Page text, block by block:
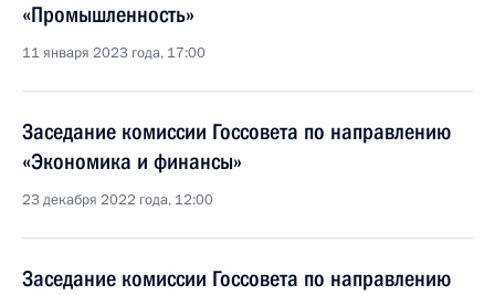
«Промышленность»
11 января 2023 года, 17:00
Заседание комиссии Госсовета по направлению
«Экономика и финансы»
23 декабря 2022 года, 12:00
Заседание комиссии Госсовета по направлению